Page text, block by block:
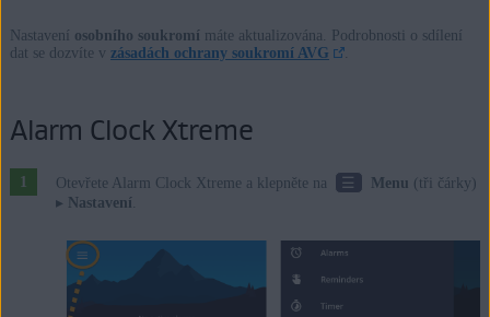
Nastavení osobního soukromí máte aktualizována. Podrobnosti o sdílení
dat se dozvíte v zásadách ochrany soukromí AVG
Alarm Clock Xtreme
Otevřete Alarm Clock Xtreme a klepněte na ☰ Menu (tři čárky)
▸ Nastavení.